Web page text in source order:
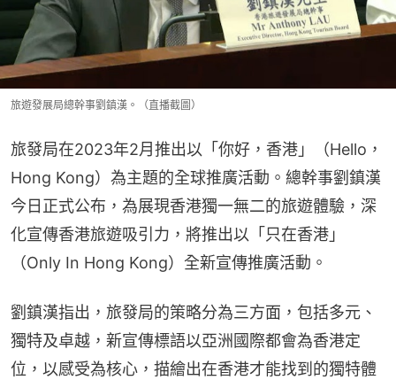
旅遊發展局總幹事劉鎮漢。（直播截圖）
旅發局在2023年2月推出以「你好，香港」（Hello，
Hong Kong）為主題的全球推廣活動。總幹事劉鎮漢
今日正式公布，為展現香港獨一無二的旅遊體驗，深
化宣傳香港旅遊吸引力，將推出以「只在香港」
（Only In Hong Kong）全新宣傳推廣活動。
劉鎮漢指出，旅發局的策略分為三方面，包括多元、
獨特及卓越，新宣傳標語以亞洲國際都會為香港定
位，以感受為核心，描繪出在香港才能找到的獨特體